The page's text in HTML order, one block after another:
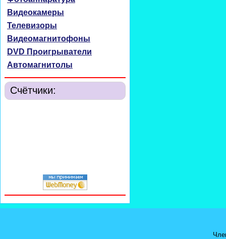
Видеокамеры
Телевизоры
Видеомагнитофоны
DVD Проигрыватели
Автомагнитолы
Счётчики: